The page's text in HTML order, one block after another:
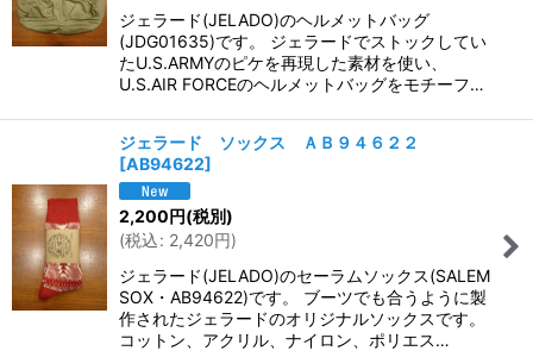
ジェラード(JELADO)のヘルメットバッグ
(JDG01635)です。 ジェラードでストックしてい
たU.S.ARMYのピケを再現した素材を使い、
U.S.AIR FORCEのヘルメットバッグをモチーフ…
ジェラード ソックス ＡＢ９４６２２
[AB94622]
2,200円(税別)
(税込: 2,420円)
ジェラード(JELADO)のセーラムソックス(SALEM
SOX・AB94622)です。 ブーツでも合うように製
作されたジェラードのオリジナルソックスです。
コットン、アクリル、ナイロン、ポリエス…